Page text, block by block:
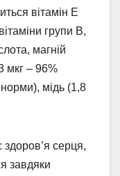
вітамін Е
групи В,
магній
мкг – 96%
мідь (1,8
серця,
завдяки